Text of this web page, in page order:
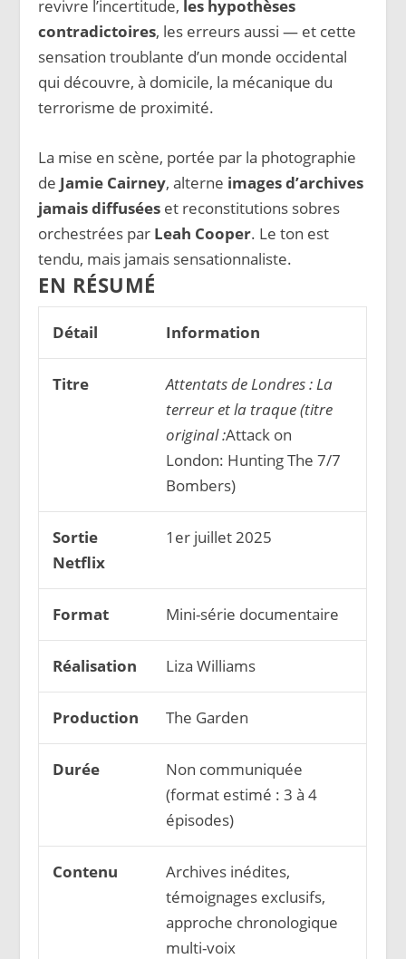
revivre l’incertitude, les hypothèses
contradictoires, les erreurs aussi — et cette
sensation troublante d’un monde occidental
qui découvre, à domicile, la mécanique du
terrorisme de proximité.
La mise en scène, portée par la photographie
de Jamie Cairney, alterne images d’archives
jamais diffusées et reconstitutions sobres
orchestrées par Leah Cooper. Le ton est
tendu, mais jamais sensationnaliste.
EN RÉSUMÉ
Détail Information
Titre
Attentats de Londres : La
terreur et la traque (titre
original :Attack on
London: Hunting The 7/7
Bombers)
Sortie
Netflix
1er juillet 2025
Format Mini-série documentaire
Réalisation Liza Williams
Production The Garden
Durée
Non communiquée
(format estimé : 3 à 4
épisodes)
Contenu
Archives inédites,
témoignages exclusifs,
approche chronologique
multi-voix